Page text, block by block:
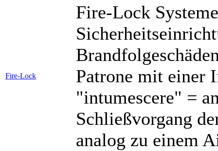
Fire-Lock
Fire-Lock
Patrone mit einer
"intumescere" =
Schließvorgang
analog zu einem